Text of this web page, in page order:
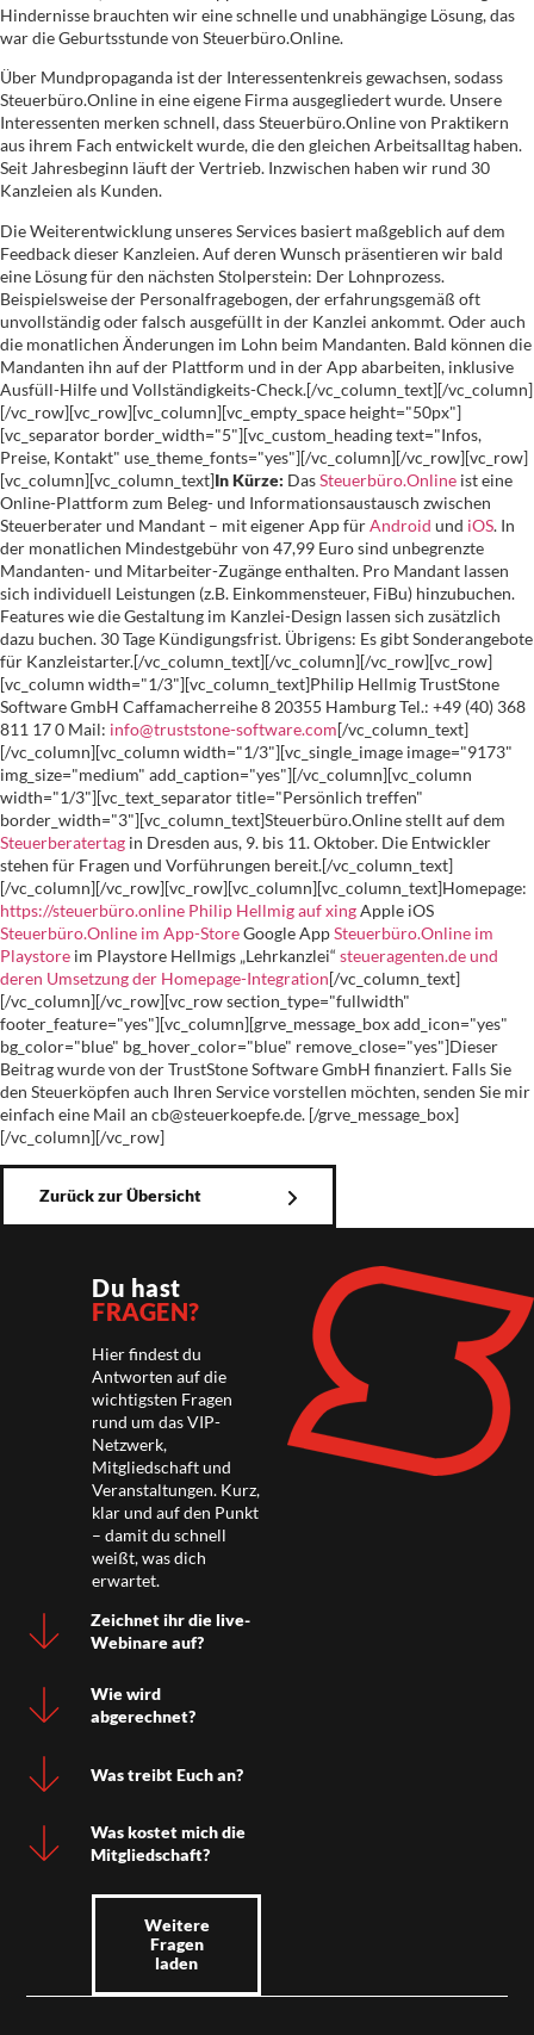
Hindernisse brauchten wir eine schnelle und unabhängige Lösung, das
war die Geburtsstunde von Steuerbüro.Online.
Über Mundpropaganda ist der Interessentenkreis gewachsen, sodass
Steuerbüro.Online in eine eigene Firma ausgegliedert wurde. Unsere
Interessenten merken schnell, dass Steuerbüro.Online von Praktikern
aus ihrem Fach entwickelt wurde, die den gleichen Arbeitsalltag haben.
Seit Jahresbeginn läuft der Vertrieb. Inzwischen haben wir rund 30
Kanzleien als Kunden.
Die Weiterentwicklung unseres Services basiert maßgeblich auf dem
Feedback dieser Kanzleien. Auf deren Wunsch präsentieren wir bald
eine Lösung für den nächsten Stolperstein: Der Lohnprozess.
Beispielsweise der Personalfragebogen, der erfahrungsgemäß oft
unvollständig oder falsch ausgefüllt in der Kanzlei ankommt. Oder auch
die monatlichen Änderungen im Lohn beim Mandanten. Bald können die
Mandanten ihn auf der Plattform und in der App abarbeiten, inklusive
Ausfüll-Hilfe und Vollständigkeits-Check.[/vc_column_text][/vc_column]
[/vc_row][vc_row][vc_column][vc_empty_space height="50px"]
[vc_separator border_width="5"][vc_custom_heading text="Infos,
Preise, Kontakt" use_theme_fonts="yes"][/vc_column][/vc_row][vc_row]
[vc_column][vc_column_text]In Kürze: DasSteuerbüro.Online ist eine
Online-Plattform zum Beleg- und Informationsaustausch zwischen
Steuerberater und Mandant – mit eigener App fürAndroid und iOS. In
der monatlichen Mindestgebühr von 47,99 Euro sind unbegrenzte
Mandanten- und Mitarbeiter-Zugänge enthalten. Pro Mandant lassen
sich individuell Leistungen (z.B. Einkommensteuer, FiBu) hinzubuchen.
Features wie die Gestaltung im Kanzlei-Design lassen sich zusätzlich
dazu buchen. 30 Tage Kündigungsfrist. Übrigens: Es gibt Sonderangebote
für Kanzleistarter.[/vc_column_text][/vc_column][/vc_row][vc_row]
[vc_column width="1/3"][vc_column_text]Philip Hellmig TrustStone
Software GmbH Caffamacherreihe 8 20355 Hamburg Tel.: +49 (40) 368
811 17 0 Mail: info@truststone-software.com[/vc_column_text]
[/vc_column][vc_column width="1/3"][vc_single_image image="9173"
img_size="medium" add_caption="yes"][/vc_column][vc_column
width="1/3"][vc_text_separator title="Persönlich treffen"
border_width="3"][vc_column_text]Steuerbüro.Online stellt auf dem
Steuerberatertag in Dresden aus, 9. bis 11. Oktober. Die Entwickler
stehen für Fragen und Vorführungen bereit.[/vc_column_text]
[/vc_column][/vc_row][vc_row][vc_column][vc_column_text]Homepage:
https://steuerbüro.online Philip Hellmig auf xingApple iOS
Steuerbüro.Online im App-StoreGoogle AppSteuerbüro.Online im
Playstore im Playstore Hellmigs „Lehrkanzlei“ steueragenten.de und
deren Umsetzung der Homepage-Integration[/vc_column_text]
[/vc_column][/vc_row][vc_row section_type="fullwidth"
footer_feature="yes"][vc_column][grve_message_box add_icon="yes"
bg_color="blue" bg_hover_color="blue" remove_close="yes"]Dieser
Beitrag wurde von der TrustStone Software GmbH finanziert. Falls Sie
den Steuerköpfen auch Ihren Service vorstellen möchten, senden Sie mir
einfach eine Mail an cb@steuerkoepfe.de. [/grve_message_box]
[/vc_column][/vc_row]
Zurück zur Übersicht
Du hast
FRAGEN?
Hier findest du
Antworten auf die
wichtigsten Fragen
rund um das VIP-
Netzwerk,
Mitgliedschaft und
Veranstaltungen. Kurz,
klar und auf den Punkt
– damit du schnell
weißt, was dich
erwartet.
Zeichnet ihr die live-
Webinare auf?
Wie wird
abgerechnet?
Was treibt Euch an?
Was kostet mich die
Mitgliedschaft?
Weitere
Fragen
laden